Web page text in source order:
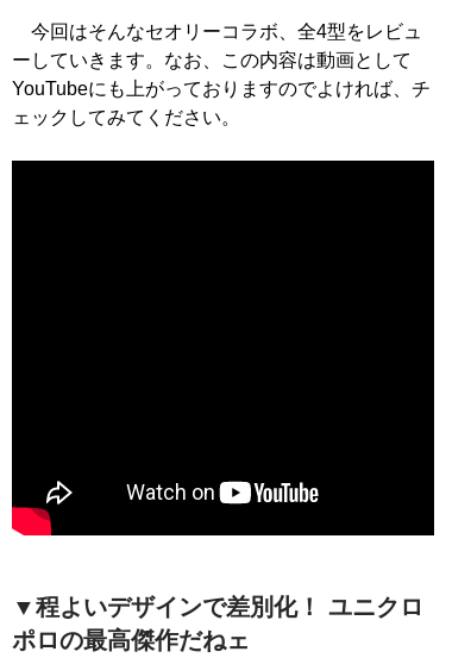
今回はそんなセオリーコラボ、全4型をレビュ
ーしていきます。なお、この内容は動画として
YouTubeにも上がっておりますのでよければ、チ
ェックしてみてください。
▼程よいデザインで差別化！ ユニクロ
ポロの最高傑作だねェ